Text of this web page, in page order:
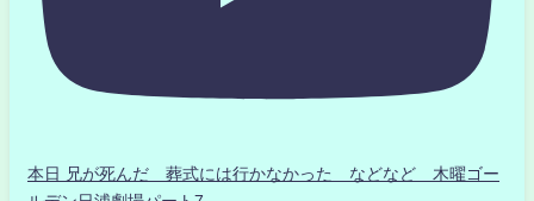
本日 兄が死んだ 葬式には行かなかった などなど 木曜ゴー